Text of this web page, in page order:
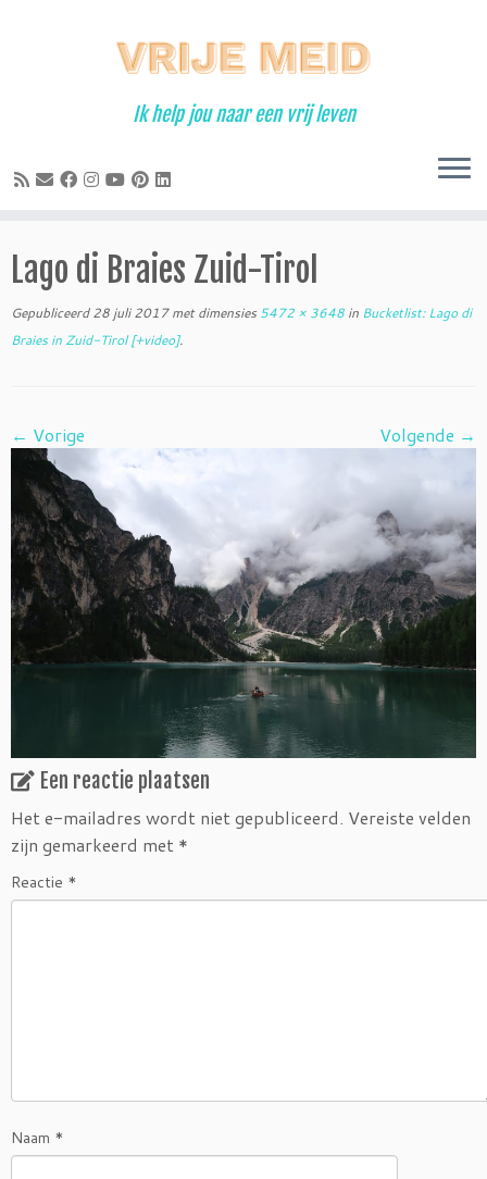
Ik help jou naar een vrij leven
Lago di Braies Zuid-Tirol
Gepubliceerd 28 juli 2017met dimensies 5472 × 3648 in Bucketlist: Lago di
Braies in Zuid-Tirol [+video].
← Vorige Volgende →
Een reactie plaatsen
Het e-mailadres wordt niet gepubliceerd. Vereiste velden
zijn gemarkeerd met *
Reactie *
Naam *